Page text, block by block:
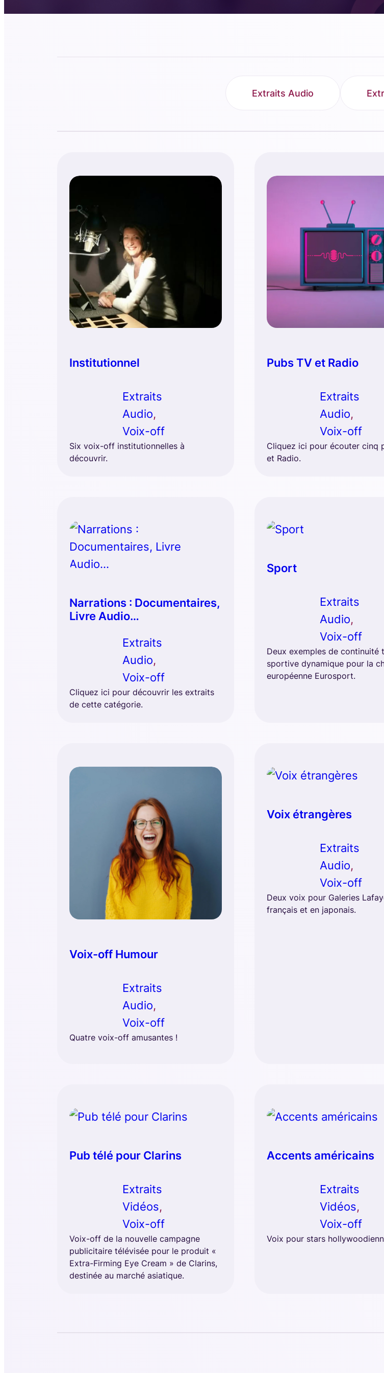
Extraits Audio
Institutionnel
Extraits
Audio
Voix-off
Six voix-off institutionnelles à
découvrir.
Pubs TV et Radio
Extraits
Audio
Voix-off
Cliquez ici pour écouter cinq
et Radio.
Narrations : Documentaires,
Livre Audio…
Extraits
Audio
Voix-off
Cliquez ici pour découvrir les extraits
de cette catégorie.
Sport
Extraits
Audio
Voix-off
Deux exemples de continuité
sportive dynamique pour la
européenne Eurosport.
Voix-off Humour
Extraits
Audio
Voix-off
Quatre voix-off amusantes !
Voix étrangères
Extraits
Audio
Voix-off
Deux voix pour Galeries
français et en japonais.
Pub télé pour Clarins
Extraits
Vidéos
Voix-off
Voix-off de la nouvelle campagne
publicitaire télévisée pour le produit «
Extra-Firming Eye Cream » de Clarins,
destinée au marché asiatique.
Accents américains
Extraits
Vidéos
Voix-off
Voix pour stars